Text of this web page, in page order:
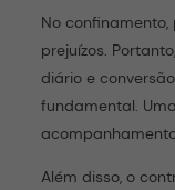
No
prejuízos.
diário e
fundamental.
Além disso, o